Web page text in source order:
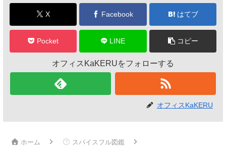
X Facebook はてブ
Pocket LINE コピー
オフィスKaKERUをフォローする
オフィスKaKERU
ホーム スパイスフル図鑑